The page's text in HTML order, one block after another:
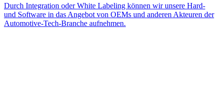
Durch Integration oder White Labeling können wir unsere Hard-
und Software in das Angebot von OEMs und anderen Akteuren der
Automotive-Tech-Branche aufnehmen.